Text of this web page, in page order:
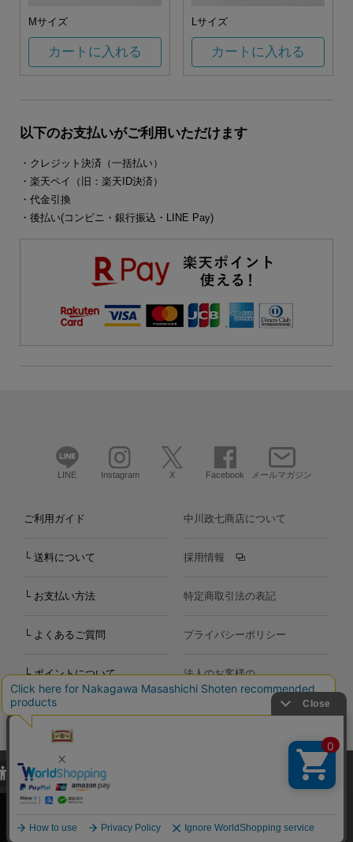
Mサイズ
カートに入れる
Lサイズ
カートに入れる
以下のお支払いがご利用いただけます
・クレジット決済（一括払い）
・楽天ペイ（旧：楽天ID決済）
・代金引換
・後払い(コンビニ・銀行振込・LINE Pay)
LINE Instagram X Facebook メールマガジン
ご利用ガイド
└ 送料について
└ お支払い方法
└ よくあるご質問
└ ポイントについて
お問い合わせ
中川政七商店について
採用情報
特定商取引法の表記
プライバシーポリシー
法人のお客様の
お問い合わせ
Copyright©2000-2026
Nakagawa Masashichi Shoten All Rights Reserved.
当サイトでは、当サイト内における閲覧履歴・属性情報などの取得およ
び利便性向上のためにクッキー（Cookie）を使用いたします。詳細に
関しては「プライバシーポリシー
承諾する